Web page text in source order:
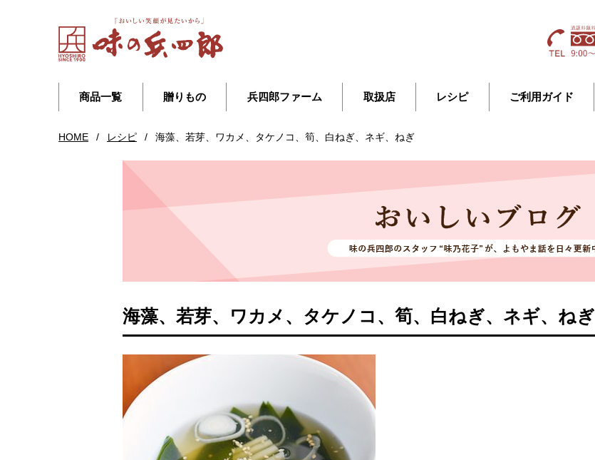
商品一覧 贈りもの 兵四郎ファーム 取扱店 レシピ ご利用ガイド
HOME / レシピ / 海藻、若芽、ワカメ、タケノコ、筍、白ねぎ、ネギ、ねぎ
海藻、若芽、ワカメ、タケノコ、筍、白ねぎ、ネギ、ねぎ